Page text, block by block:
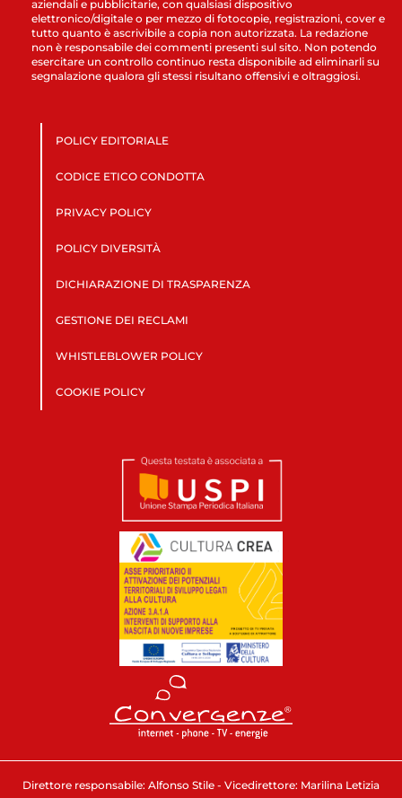
aziendali e pubblicitarie, con qualsiasi dispositivo
elettronico/digitale o per mezzo di fotocopie, registrazioni, cover e
tutto quanto è ascrivibile a copia non autorizzata. La redazione
non è responsabile dei commenti presenti sul sito. Non potendo
esercitare un controllo continuo resta disponibile ad eliminarli su
segnalazione qualora gli stessi risultano offensivi e oltraggiosi.
POLICY EDITORIALE
CODICE ETICO CONDOTTA
PRIVACY POLICY
POLICY DIVERSITÀ
DICHIARAZIONE DI TRASPARENZA
GESTIONE DEI RECLAMI
WHISTLEBLOWER POLICY
COOKIE POLICY
Direttore responsabile: Alfonso Stile - Vicedirettore: Marilina Letizia